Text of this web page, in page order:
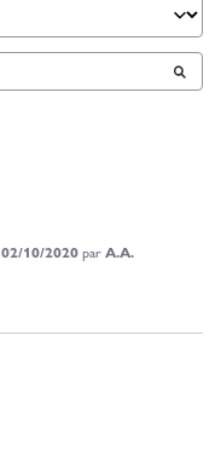
02/10/2020parA.A.